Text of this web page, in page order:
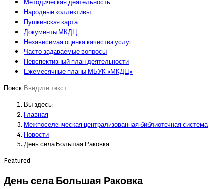
Народные коллективы
Пушкинская карта
Документы МКДЦ
Независимая оценка качества услуг
Часто задаваемые вопросы
Перспективный план деятельности
Ежемесячные планы МБУК «МКДЦ»
Поиск
Вы здесь:
Главная
Межпоселенческая централизованная библиотечная система
Новости
День села Большая Раковка
Featured
День села Большая Раковка